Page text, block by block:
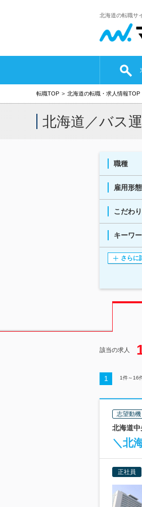
北海道の転職サ
転職TOP 北海道の転職・求人情報TOP
北海道／バス
職種
雇用形態
こだわり
キーワ
さらに
該当の求人
1 1件～ 16
志望動
北海道
＼北
正社員